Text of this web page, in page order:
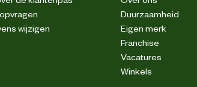
wijzigen
Duurzaamheid
Eigen merk
Franchise
Vacatures
Winkels